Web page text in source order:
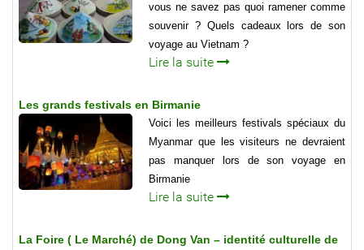
vous ne savez pas quoi ramener comme
souvenir ? Quels cadeaux lors de son
voyage au Vietnam ?
Lire la suite
Les grands festivals en Birmanie
Voici les meilleurs festivals spéciaux du
Myanmar que les visiteurs ne devraient
pas manquer lors de son voyage en
Birmanie
Lire la suite
La Foire ( Le Marché) de Dong Van – identité culturelle de